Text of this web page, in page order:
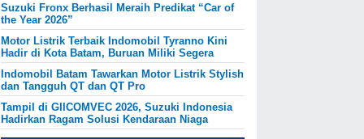
Suzuki Fronx Berhasil Meraih Predikat “Car of
the Year 2026”
Motor Listrik Terbaik Indomobil Tyranno Kini
Hadir di Kota Batam, Buruan Miliki Segera
Indomobil Batam Tawarkan Motor Listrik Stylish
dan Tangguh QT dan QT Pro
Tampil di GIICOMVEC 2026, Suzuki Indonesia
Hadirkan Ragam Solusi Kendaraan Niaga